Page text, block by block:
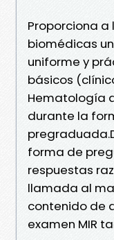
Proporciona
biomédicas
uniforme y
básicos
Hematología
durante la
forma de
respuestas
llamada al
contenido de
examen MIR